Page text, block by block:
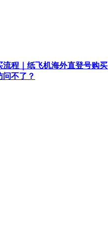
流程｜纸飞机海外直登号购
问不了？